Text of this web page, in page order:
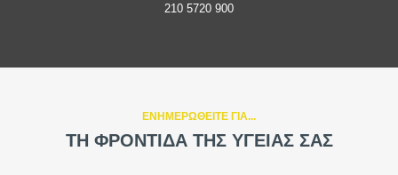
210 5720 900
ΕΝΗΜΕΡΩΘΕΙΤΕ ΓΙΑ...
ΤΗ ΦΡΟΝΤΙΔΑ ΤΗΣ ΥΓΕΙΑΣ ΣΑΣ